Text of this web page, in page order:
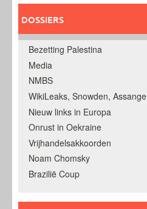
DOSSIERS
Bezetting Palestina
Media
NMBS
WikiLeaks, Snowden, Assange
Nieuw links in Europa
Onrust in Oekraine
Vrijhandelsakkoorden
Noam Chomsky
Brazilië Coup